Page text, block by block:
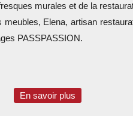
murales et de la
Elena, artisan
PASSPASSION.
En savoir plus